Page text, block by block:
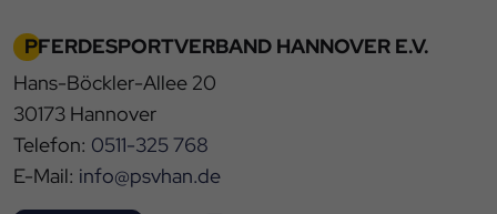
PFERDESPORTVERBAND HANNOVER E.V.
Hans-Böckler-Allee 20
30173 Hannover
Telefon: 0511-325 768
E-Mail: info@psvhan.de